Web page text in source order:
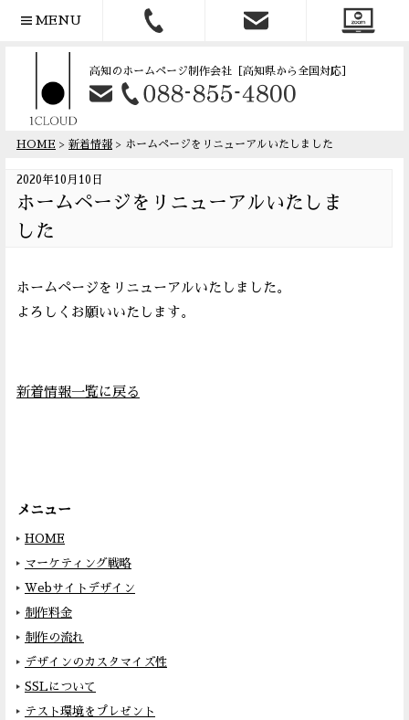
MENU
高知のホームページ制作会社 ［高知県から全国対応］
HOME > 新着情報 > ホームページをリニューアルいたしました
2020年10月10日
ホームページをリニューアルいたしま
した
ホームページをリニューアルいたしました。
よろしくお願いいたします。
新着情報一覧に戻る
メニュー
HOME
マーケティング戦略
Webサイトデザイン
制作料金
制作の流れ
デザインのカスタマイズ性
SSLについて
テスト環境をプレゼント